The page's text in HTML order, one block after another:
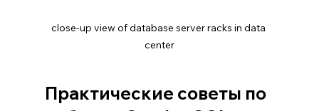
close-up view of database server racks in data
center
Практические советы по